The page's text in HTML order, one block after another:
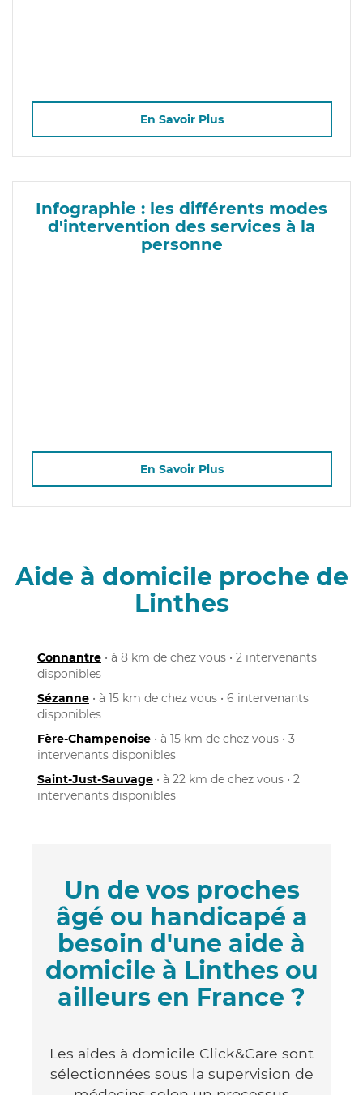
En Savoir Plus
Infographie : les différents modes
d'intervention des services à la
personne
En Savoir Plus
Aide à domicile proche de
Linthes
Connantre • à 8 km de chez vous • 2 intervenants
disponibles
Sézanne • à 15 km de chez vous • 6 intervenants
disponibles
Fère-Champenoise • à 15 km de chez vous • 3
intervenants disponibles
Saint-Just-Sauvage • à 22 km de chez vous • 2
intervenants disponibles
Un de vos proches
âgé ou handicapé a
besoin d'une aide à
domicile à Linthes ou
ailleurs en France ?
Les aides à domicile Click&Care sont
sélectionnées sous la supervision de